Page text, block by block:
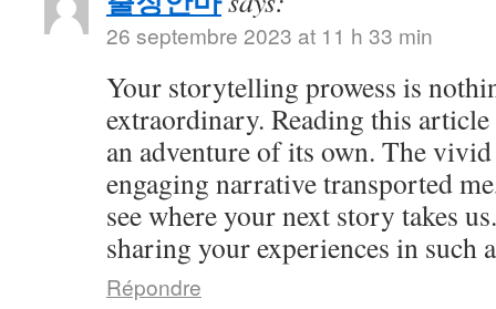
26 septembre 2023 at 11 h 33 min
Your storytelling prowess is
extraordinary. Reading this
an adventure of its own. The
engaging narrative transported
see where your next story takes
sharing your experiences in such
Répondre